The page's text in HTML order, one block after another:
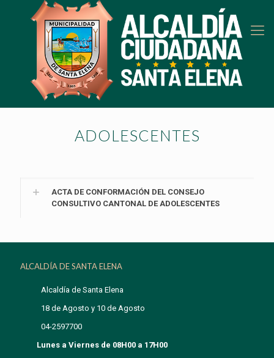
ADOLESCENTES
ACTA DE CONFORMACIÓN DEL CONSEJO
CONSULTIVO CANTONAL DE ADOLESCENTES
ALCALDÍA DE SANTA ELENA
Alcaldía de Santa Elena
18 de Agosto y 10 de Agosto
04-2597700
Lunes a Viernes de 08H00 a 17H00